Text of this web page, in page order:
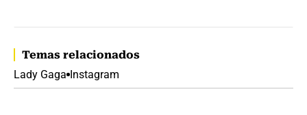
Temas relacionados
Lady Gaga Instagram